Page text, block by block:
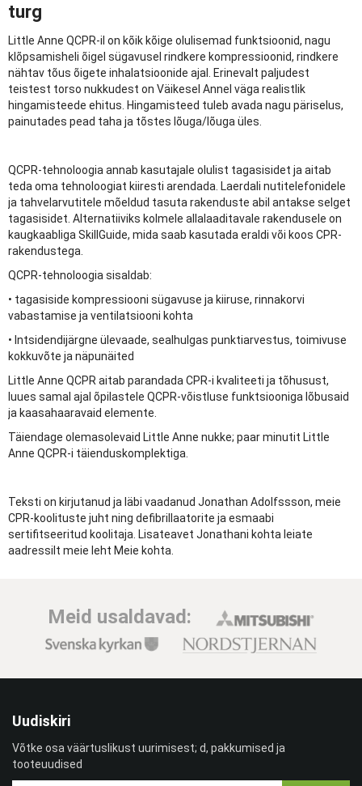
turg
Little Anne QCPR-il on kõik kõige olulisemad funktsioonid, nagu
klõpsamisheli õigel sügavusel rindkere kompressioonid, rindkere
nähtav tõus õigete inhalatsioonide ajal. Erinevalt paljudest
teistest torso nukkudest on Väikesel Annel väga realistlik
hingamisteede ehitus. Hingamisteed tuleb avada nagu päriselus,
painutades pead taha ja tõstes lõuga/lõuga üles.
QCPR-tehnoloogia annab kasutajale olulist tagasisidet ja aitab
teda oma tehnoloogiat kiiresti arendada. Laerdali nutitelefonidele
ja tahvelarvutitele mõeldud tasuta rakenduste abil antakse selget
tagasisidet. Alternatiiviks kolmele allalaaditavale rakendusele on
kaugkaabliga SkillGuide, mida saab kasutada eraldi või koos CPR-
rakendustega.
QCPR-tehnoloogia sisaldab:
• tagasiside kompressiooni sügavuse ja kiiruse, rinnakorvi
vabastamise ja ventilatsiooni kohta
• Intsidendijärgne ülevaade, sealhulgas punktiarvestus, toimivuse
kokkuvõte ja näpunäited
Little Anne QCPR aitab parandada CPR-i kvaliteeti ja tõhusust,
luues samal ajal õpilastele QCPR-võistluse funktsiooniga lõbusaid
ja kaasahaaravaid elemente.
Täiendage olemasolevaid Little Anne nukke; paar minutit Little
Anne QCPR-i täienduskomplektiga.
Teksti on kirjutanud ja läbi vaadanud Jonathan Adolfssson, meie
CPR-koolituste juht ning defibrillaatorite ja esmaabi
sertifitseeritud koolitaja. Lisateavet Jonathani kohta leiate
aadressilt meie leht Meie kohta.
Meid usaldavad:
Uudiskiri
Võtke osa väärtuslikust uurimisest; d, pakkumised ja
tooteuudised